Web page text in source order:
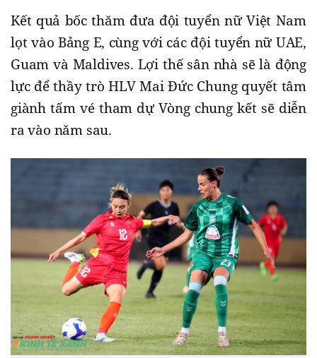
Kết quả bốc thăm đưa đội tuyển nữ Việt Nam
lọt vào Bảng E, cùng với các đội tuyển nữ UAE,
Guam và Maldives. Lợi thế sân nhà sẽ là động
lực để thầy trò HLV Mai Đức Chung quyết tâm
giành tấm vé tham dự Vòng chung kết sẽ diễn
ra vào năm sau.